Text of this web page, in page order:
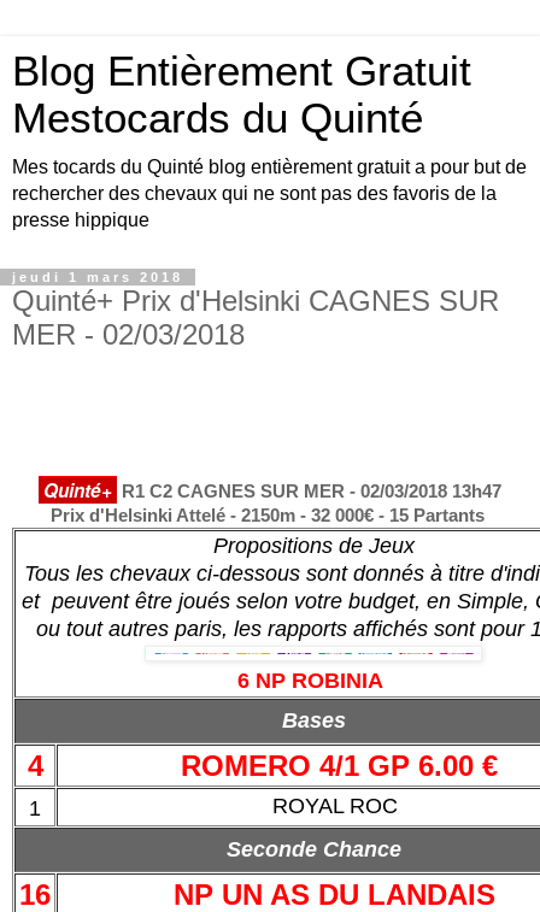
Blog Entièrement Gratuit
Mestocards du Quinté
Mes tocards du Quinté blog entièrement gratuit a pour but de
rechercher des chevaux qui ne sont pas des favoris de la
presse hippique
jeudi 1 mars 2018
Quinté+ Prix d'Helsinki CAGNES SUR
MER - 02/03/2018
Quinté+ R1 C2 CAGNES SUR MER - 02/03/2018 13h47
Prix d'Helsinki Attelé - 2150m - 32 000€ - 15 Partants
Propositions de Jeux
Tous les chevaux ci-dessous sont donnés à titre
et peuvent être joués selon votre budget, en Simple,
ou tout autres paris, les rapports affichés sont pour
6 NP ROBINIA
Bases
4 ROMERO 4/1 GP 6.00 €
1
ROYAL ROC
Seconde Chance
16
NP UN AS DU LANDAIS